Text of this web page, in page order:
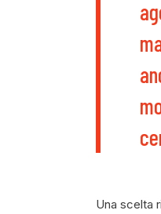
Una scelta